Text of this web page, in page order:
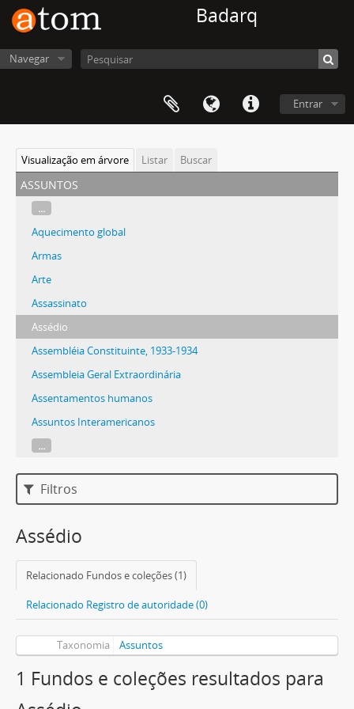
Badarq
Navegar
Entrar
Visualização em árvore Listar Buscar
assuntos
...
Aquecimento global
Armas
Arte
Assassinato
Assédio
Assembléia Constituinte, 1933-1934
Assembleia Geral Extraordinária
Assentamentos humanos
Assuntos Interamericanos
...
Filtros
Assédio
Relacionado Fundos e coleções (1)
Relacionado Registro de autoridade (0)
Taxonomia Assuntos
1 Fundos e coleções resultados para